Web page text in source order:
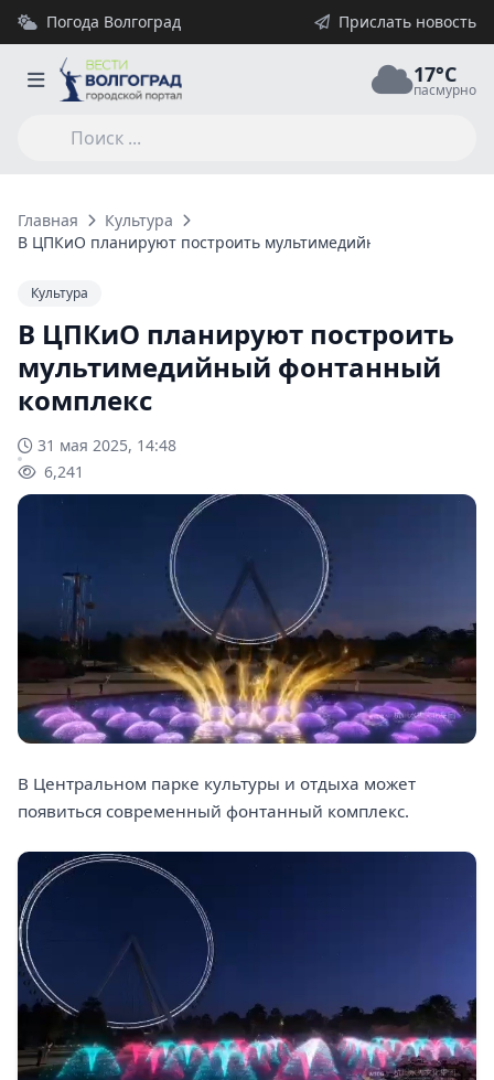
Погода Волгоград Прислать новость
17°C
пасмурно
Главная
Культура
В ЦПКиО планируют построить мультимедийный фонтанный
Культура
В ЦПКиО планируют построить
мультимедийный фонтанный
комплекс
31 мая 2025, 14:48
6,241
В Центральном парке культуры и отдыха может
появиться современный фонтанный комплекс.